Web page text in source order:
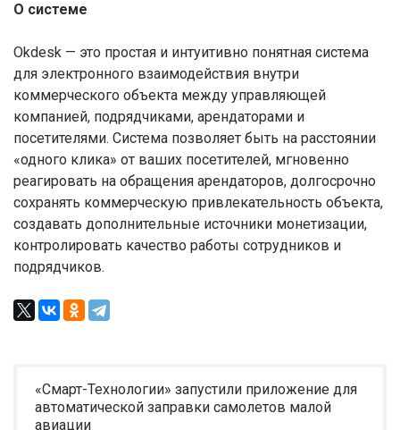
О системе
Okdesk — это простая и интуитивно понятная система
для электронного взаимодействия внутри
коммерческого объекта между управляющей
компанией, подрядчиками, арендаторами и
посетителями. Система позволяет быть на расстоянии
«одного клика» от ваших посетителей, мгновенно
реагировать на обращения арендаторов, долгосрочно
сохранять коммерческую привлекательность объекта,
создавать дополнительные источники монетизации,
контролировать качество работы сотрудников и
подрядчиков.
«Смарт-Технологии» запустили приложение для
автоматической заправки самолетов малой
авиации